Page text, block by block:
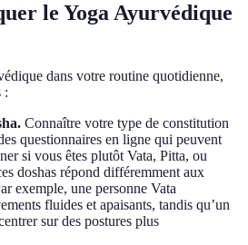
le Yoga Ayurvédique
dans votre routine quotidienne,
:
Connaître votre type de constitution
questionnaires en ligne qui peuvent
si vous êtes plutôt Vata, Pitta, ou
doshas répond différemment aux
exemple, une personne Vata
fluides et apaisants, tandis qu’un
sur des postures plus